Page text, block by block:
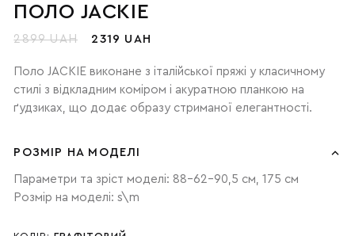
ПОЛО JACKIE
2899 UAH 2319 UAH
Поло JACKIE виконане з італійської пряжі у класичному
стилі з відкладним коміром і акуратною планкою на
ґудзиках, що додає образу стриманої елегантності.
РОЗМІР НА МОДЕЛІ
Параметри та зріст моделі: 88-62-90,5 см, 175 см
Розмір на моделі: s\m